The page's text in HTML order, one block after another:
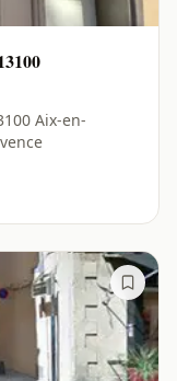
Aix-en-